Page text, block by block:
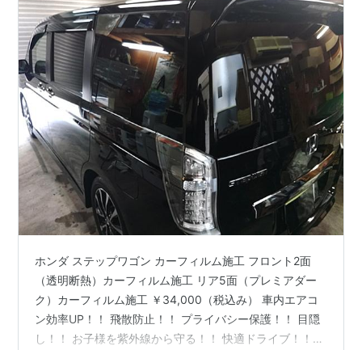
ホンダ ステップワゴン カーフィルム施工 フロント2面
（透明断熱）カーフィルム施工 リア5面（プレミアダー
ク）カーフィルム施工 ￥34,000（税込み） 車内エアコ
ン効率UP！！ 飛散防止！！ プライバシー保護！！ 目隠
し！！ お子様を紫外線から守る！！ 快適ドライブ！！